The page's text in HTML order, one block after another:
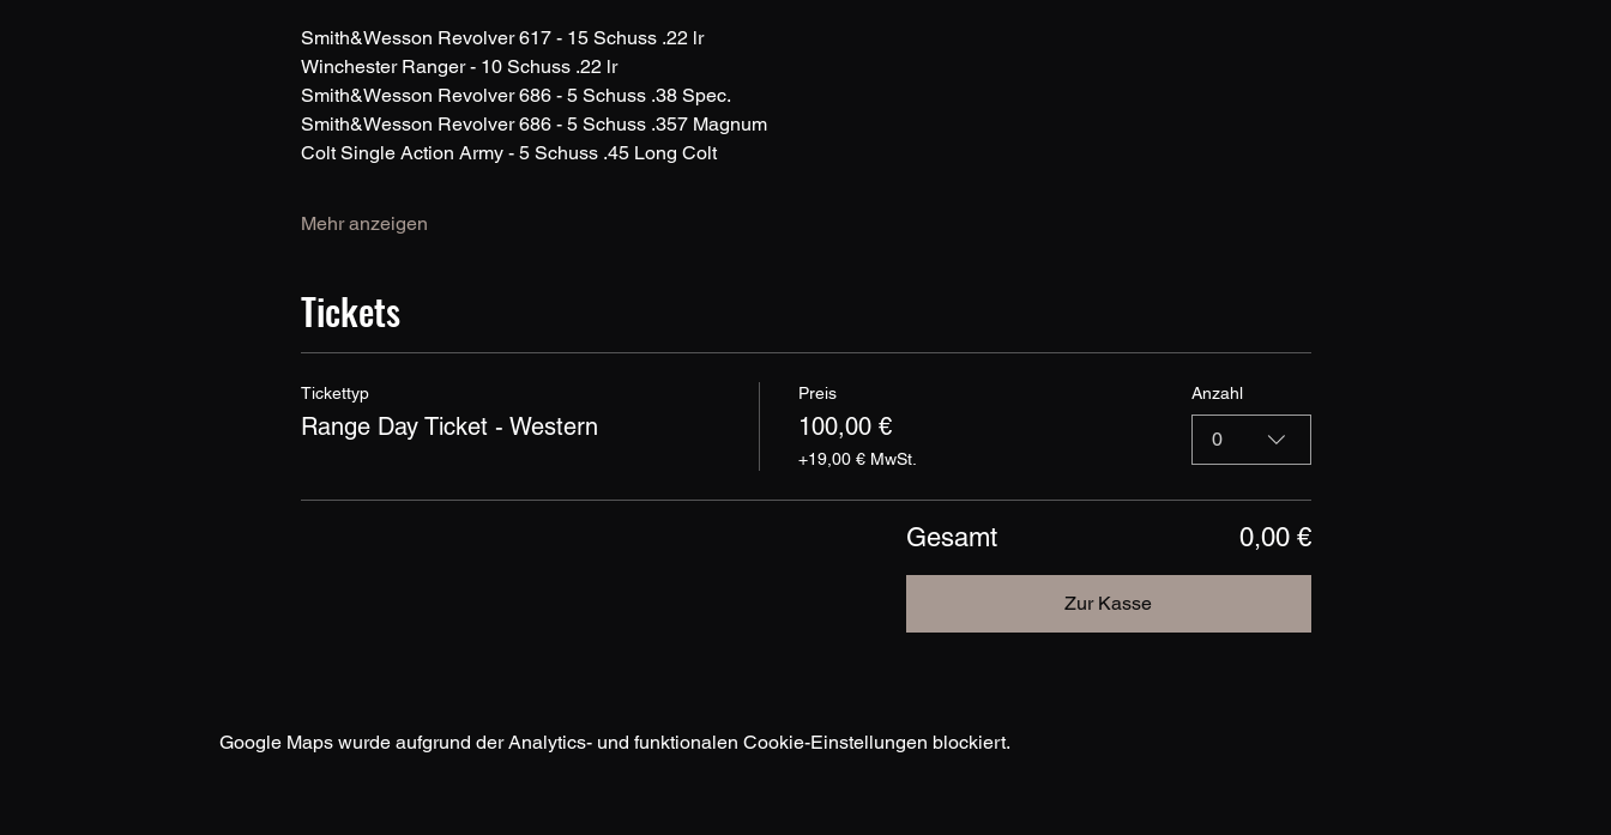
Smith&Wesson Revolver 617 - 15 Schuss .22 lr
Winchester Ranger - 10 Schuss .22 lr
Smith&Wesson Revolver 686 - 5 Schuss .38 Spec.
Smith&Wesson Revolver 686 - 5 Schuss .357 Magnum
Colt Single Action Army - 5 Schuss .45 Long Colt
Mehr anzeigen
Tickets
Tickettyp
Range Day Ticket - Western
Preis
100,00 €
+19,00 € MwSt.
Anzahl
0
Gesamt 0,00 €
Zur Kasse
Google Maps wurde aufgrund der Analytics- und funktionalen Cookie-Einstellungen blockiert.